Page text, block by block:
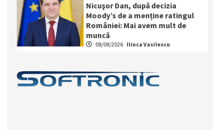
Nicuşor Dan, după decizia
Moody’s de a menține ratingul
României: Mai avem mult de
muncă
08/08/2026 Ilinca Vasilescu